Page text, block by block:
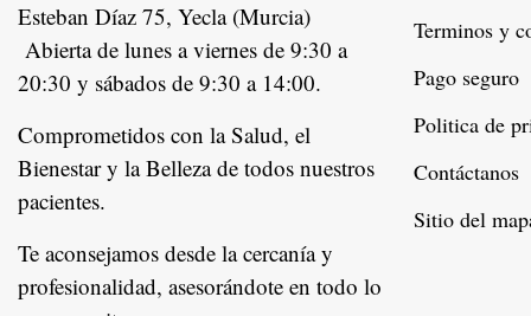
Esteban Díaz 75, Yecla (Murcia)
Abierta de lunes a viernes de 9:30 a
20:30 y sábados de 9:30 a 14:00.
Comprometidos con la Salud, el
Bienestar y la Belleza de todos nuestros
pacientes.
Te aconsejamos desde la cercanía y
profesionalidad, asesorándote en todo lo
Terminos y
Pago seguro
Politica de
Contáctanos
Sitio del